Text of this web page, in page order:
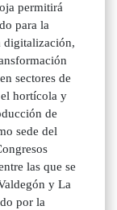
permitirá
para la
digitalización,
sectores de
hortícola y
de
sede del
las que se
y La
por la